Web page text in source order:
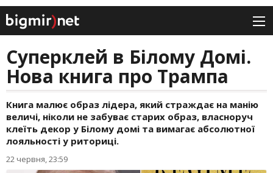
Суперклей в Білому Домі.
Нова книга про Трампа
Книга малює образ лідера, який страждає на манію
величі, ніколи не забуває старих образ, власноруч
клеїть декор у Білому домі та вимагає абсолютної
лояльності у риториці.
22 червня, 23:59